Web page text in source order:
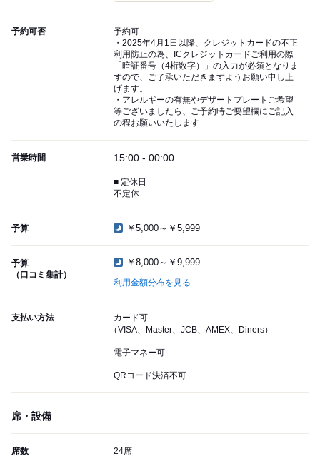
予約可否
予約可
・2025年4月1日以降、クレジットカードの不正
利用防止の為、ICクレジットカードご利用の際
「暗証番号（4桁数字）」の入力が必須となりま
すので、ご了承いただきますようお願い申し上
げます。
・アレルギーの有無やデザートプレートご希望
等ございましたら、ご予約時ご要望欄にご記入
の程お願いいたします
営業時間 15:00 - 00:00
■ 定休日
不定休
予算 ￥5,000～￥5,999
予算
（口コミ集計）
￥8,000～￥9,999
利用金額分布を見る
支払い方法
カード可
（VISA、Master、JCB、AMEX、Diners）
電子マネー可
QRコード決済不可
席・設備
席数 24席